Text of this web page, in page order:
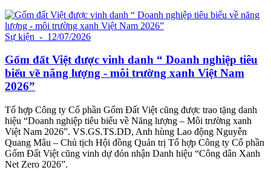
Sự kiện - 12/07/2026
Gốm đất Việt được vinh danh “ Doanh nghiệp tiêu
biểu về năng lượng - môi trường xanh Việt Nam
2026”
Tổ hợp Công ty Cổ phần Gốm Đất Việt cũng được trao tặng danh
hiệu “Doanh nghiệp tiêu biểu về Năng lượng – Môi trường xanh
Việt Nam 2026”. VS.GS.TS.DD, Anh hùng Lao động Nguyễn
Quang Mâu – Chủ tịch Hội đồng Quản trị Tổ hợp Công ty Cổ phần
Gốm Đất Việt cũng vinh dự đón nhận Danh hiệu “Công dân Xanh
Net Zero 2026”.